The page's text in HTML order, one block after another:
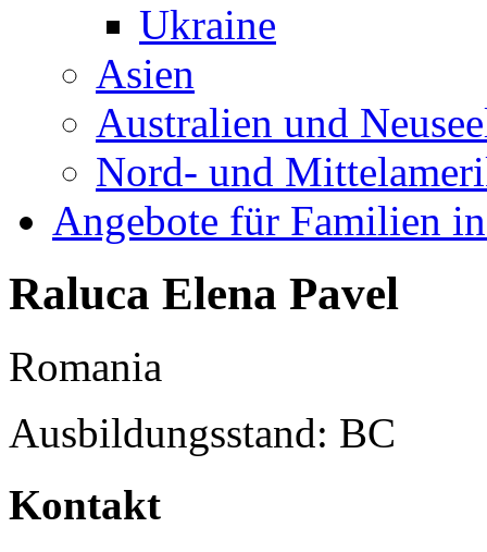
Ukraine
Asien
Australien und
Nord- und
Angebote für Familien
Raluca Elena Pavel
Romania
Ausbildungsstand: BC
Kontakt